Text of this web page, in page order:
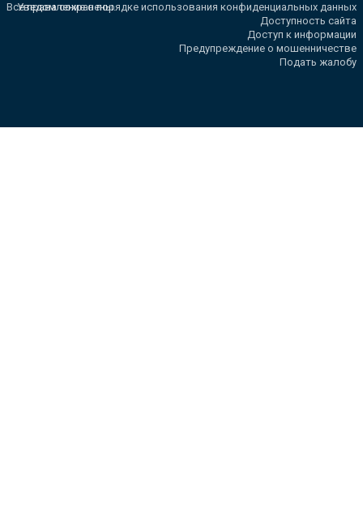
Все права сохранены.
Уведомление о порядке использования конфиденциальных данных
Доступность сайта
Доступ к информации
Предупреждение о мошенничестве
Подать жалобу